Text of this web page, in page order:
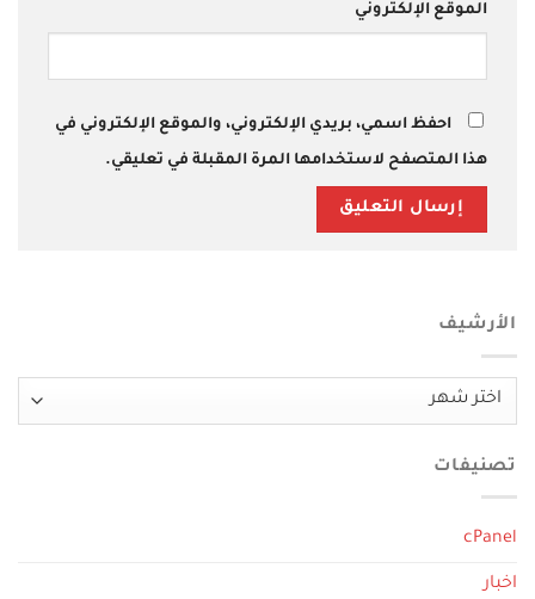
الموقع الإلكتروني
احفظ اسمي، بريدي الإلكتروني، والموقع الإلكتروني في
هذا المتصفح لاستخدامها المرة المقبلة في تعليقي.
الأرشيف
الأرشيف
تصنيفات
cPanel
اخبار